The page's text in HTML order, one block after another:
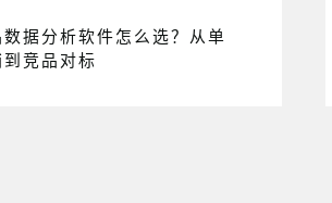
据分析软件怎么选？从单
竞品对标